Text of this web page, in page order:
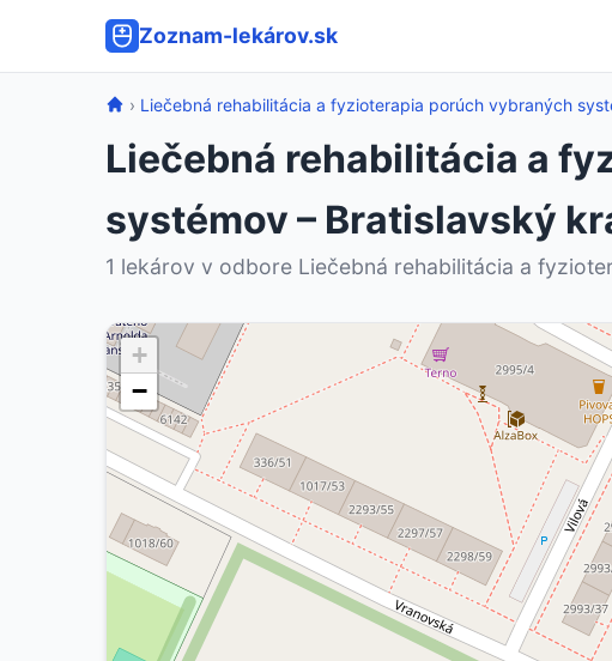
Zoznam-lekárov.sk
› Liečebná rehabilitácia a fyzioterapia porúch vybraných
Liečebná rehabilitácia a
systémov – Bratislavský
1 lekárov v odbore Liečebná rehabilitácia a
+
−